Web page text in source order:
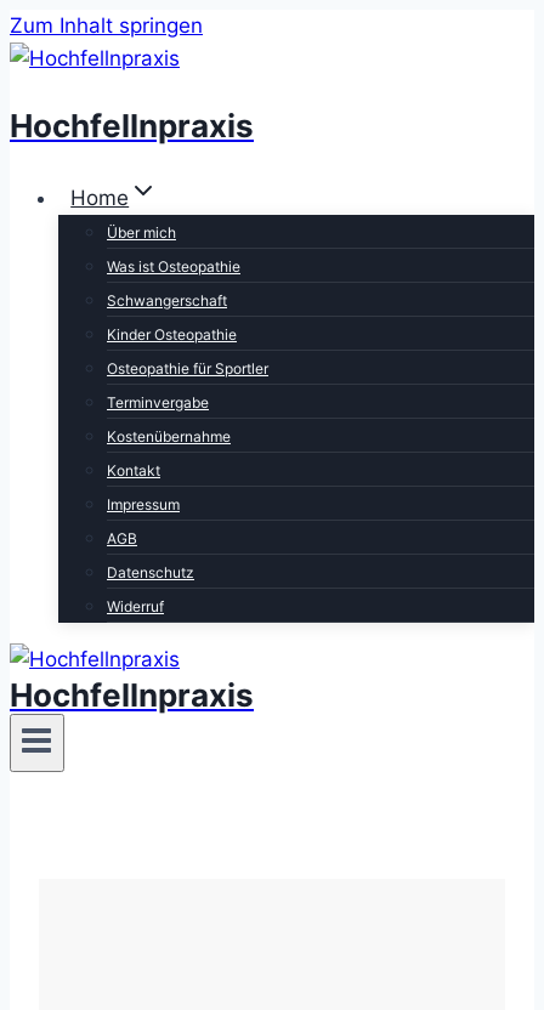
Zum Inhalt springen
Hochfellnpraxis
Home
Über mich
Was ist Osteopathie
Schwangerschaft
Kinder Osteopathie
Osteopathie für Sportler
Terminvergabe
Kostenübernahme
Kontakt
Impressum
AGB
Datenschutz
Widerruf
Hochfellnpraxis